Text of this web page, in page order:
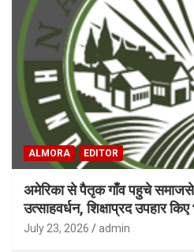
ALMORA EDITOR
अमेरिका से पैतृक गाँव पहुचे समाजसेवी
उत्साहवर्धन, शिक्षाप्रद उपहार
July 23, 2026 admin